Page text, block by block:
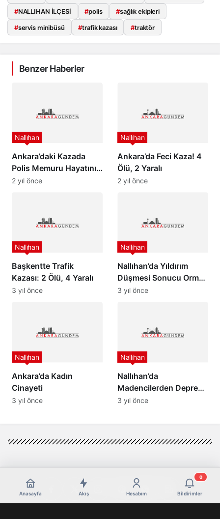
#NALLIHAN İLÇESİ #polis #sağlık ekipleri
#servis minibüsü #trafik kazası #traktör
Benzer Haberler
Ankara’daki Kazada
Polis Memuru Hayatını
Kaybetti
Nallıhan
2 yıl önce
Ankara’da Feci Kaza! 4
Ölü, 2 Yaralı
Nallıhan
2 yıl önce
Başkentte Trafik
Kazası: 2 Ölü, 4 Yaralı
Nallıhan
3 yıl önce
Nallıhan’da Yıldırım
Düşmesi Sonucu Orman
Yangını Başladı
Nallıhan
3 yıl önce
Ankara’da Kadın
Cinayeti
Nallıhan
3 yıl önce
Nallıhan’da
Madencilerden Deprem
Bölgesine Yardım Eli
Nallıhan
3 yıl önce
Anasayfa Akış Hesabım Bildirimler
0